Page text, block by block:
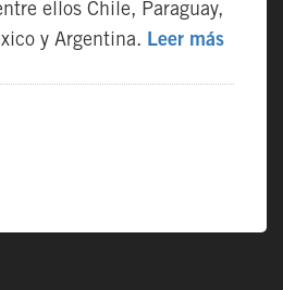
ellos Chile, Paraguay,
y Argentina. Leer más